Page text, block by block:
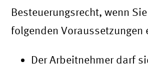
Besteuerungsrecht, wenn
folgenden Voraussetzungen
Der Arbeitnehmer darf